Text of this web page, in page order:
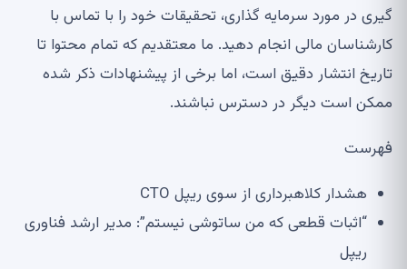
گیری در مورد سرمایه گذاری، تحقیقات خود را با تماس با
کارشناسان مالی انجام دهید. ما معتقدیم که تمام محتوا تا
تاریخ انتشار دقیق است، اما برخی از پیشنهادات ذکر شده
ممکن است دیگر در دسترس نباشند.
فهرست
هشدار کلاهبرداری از سوی ریپل CTO
“اثبات قطعی که من ساتوشی نیستم”: مدیر ارشد فناوری
ریپل